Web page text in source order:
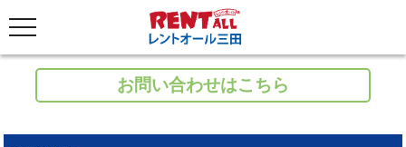
お問い合わせはこちら